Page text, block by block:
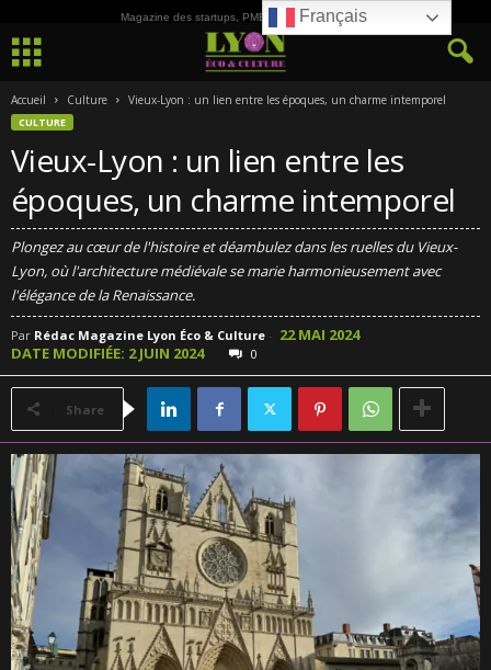
Magazine des startups, PME, ETI et de la Culture
Accueil Culture Vieux-Lyon : un lien entre les époques, un charme intemporel
CULTURE
Vieux-Lyon : un lien entre les
époques, un charme intemporel
Plongez au cœur de l'histoire et déambulez dans les ruelles du Vieux-
Lyon, où l'architecture médiévale se marie harmonieusement avec
l'élégance de la Renaissance.
Par Rédac Magazine Lyon Éco & Culture - 22 MAI 2024
DATE MODIFIÉE: 2 JUIN 2024
0
Share
Français